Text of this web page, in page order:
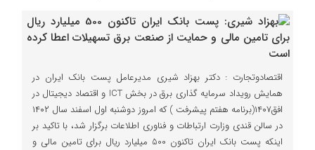
اقتصادوتجارت : دکتر بهزاد شیری مدیرعامل پست بانک ایران در
همایش رویداد سرمایه گذاری برق در بخش ICT و اقتصاد دیجیتال در
افق۱۴۰۷(برنامه هفتم پیشرفت ) که امروز دوشنبه اول اسفند سال ۱۴۰۲
در سالن قندی وزارت ارتباطات و فناوری اطلاعات برگزار شد، با تاکید بر
اینکه پست بانک ایران تاکنون 500 میلیارد ریال برای تامین مالی و